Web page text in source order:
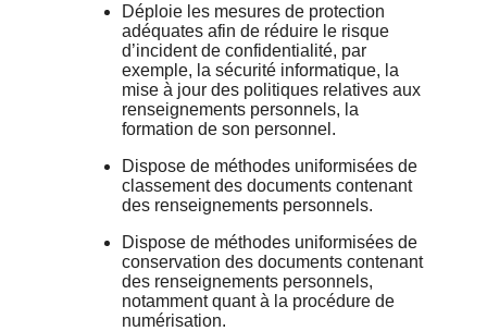
Déploie les mesures de protection
adéquates afin de réduire le risque
d’incident de confidentialité, par
exemple, la sécurité informatique, la
mise à jour des politiques relatives aux
renseignements personnels, la
formation de son personnel.
Dispose de méthodes uniformisées de
classement des documents contenant
des renseignements personnels.
Dispose de méthodes uniformisées de
conservation des documents contenant
des renseignements personnels,
notamment quant à la procédure de
numérisation.